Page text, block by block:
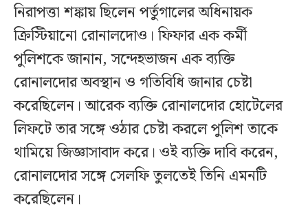
নিরাপত্তা শঙ্কায় ছিলেন পর্তুগালের অধিনায়ক
ক্রিস্টিয়ানো রোনালদোও। ফিফার এক কর্মী
পুলিশকে জানান, সন্দেহভাজন এক ব্যক্তি
রোনালদোর অবস্থান ও গতিবিধি জানার চেষ্টা
করেছিলেন। আরেক ব্যক্তি রোনালদোর হোটেলের
লিফটে তার সঙ্গে ওঠার চেষ্টা করলে পুলিশ তাকে
থামিয়ে জিজ্ঞাসাবাদ করে। ওই ব্যক্তি দাবি করেন,
রোনালদোর সঙ্গে সেলফি তুলতেই তিনি এমনটি
করেছিলেন।